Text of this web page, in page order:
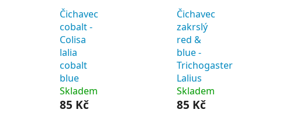
Čichavec
cobalt -
Colisa
lalia
cobalt
blue
Skladem
85 Kč
Čichavec
zakrslý
red &
blue -
Trichogaster
Lalius
Skladem
85 Kč